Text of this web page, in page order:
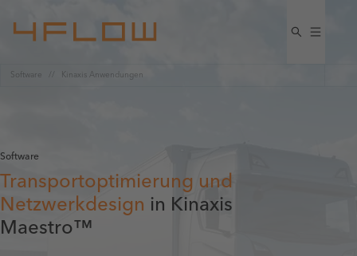
Software Kinaxis Anwendungen
Software
Transportoptimierung und
Netzwerkdesign in Kinaxis
Maestro™